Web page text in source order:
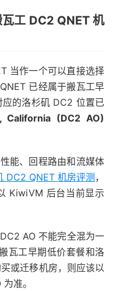
工 DC2 QNET 机
当作一个可以直接选择
已经属于搬瓦工早
的洛杉矶 DC2 位置已
California (DC2 AO)
能、回程路由和流媒体
DC2 QNET 机房评测 ，
KiwiVM 后台当前显示
AO 不能完全混为一
瓦工早期低价套餐和洛
或迁移机房，则应该以
准。